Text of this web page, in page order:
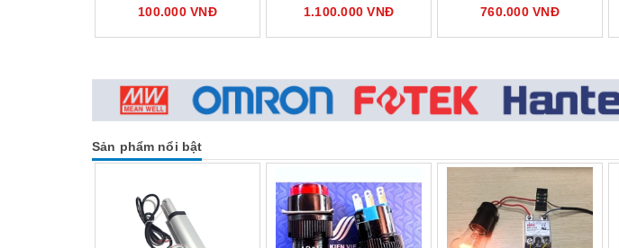
100.000 VNĐ
1.100.000 VNĐ
760.000 VNĐ
Sản phẩm nổi bật
Mua hàng